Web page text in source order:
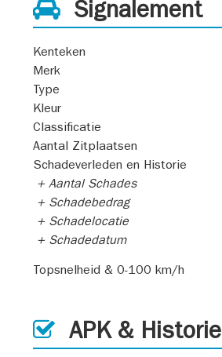
Signalement
Kenteken
Merk
Type
Kleur
Classificatie
Aantal Zitplaatsen
Schadeverleden en Historie
+ Aantal Schades
+ Schadebedrag
+ Schadelocatie
+ Schadedatum
Topsnelheid & 0-100 km/h
APK & Historie